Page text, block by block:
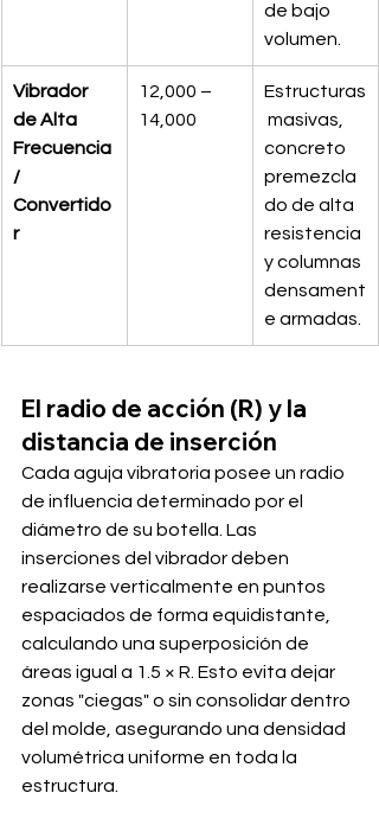
de bajo
volumen.
Vibrador
de Alta
Frecuencia
/
Convertido
r
12,000 –
14,000
Estructuras
masivas,
concreto
premezcla
do de alta
resistencia
y columnas
densament
e armadas.
El radio de acción (R) y la
distancia de inserción
Cada aguja vibratoria posee un radio
de influencia determinado por el
diámetro de su botella. Las
inserciones del vibrador deben
realizarse verticalmente en puntos
espaciados de forma equidistante,
calculando una superposición de
áreas igual a 1.5 × R. Esto evita dejar
zonas "ciegas" o sin consolidar dentro
del molde, asegurando una densidad
volumétrica uniforme en toda la
estructura.